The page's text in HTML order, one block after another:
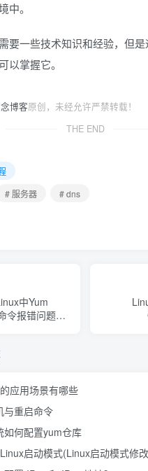
中。
要一些技术知识和经验，但
以掌握它。
博客原创，未经允许严禁转载！
THE END
# 服务器 # dns
中Yum
令报错问题详
应用场景有哪些
与重启命令
如何配置yum仓库
启动模式(Linux启动模式修